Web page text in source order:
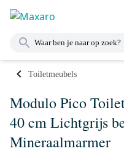
Toiletmeubels
Modulo Pico
40 cm Lichtgrijs
Mineraalmarmer